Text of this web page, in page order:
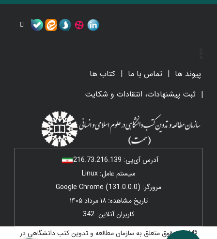
پیوند ها تماس با ما
کتاب ها
ثبت پیشنهادات، انتقادات و شکایت
آدرس آی‌پی: 216.73.216.139
سیستم عامل: Linux
مرورگر: Google Chrome (131.0.0.0)
تاریخ مشاهده: ۱۸ مرداد ۱۴۰۵
کاربران آنلاین: 342
© کلیه حقوق متعلق به سازمان مطالعه و تدوین کتب دانشگاهی در